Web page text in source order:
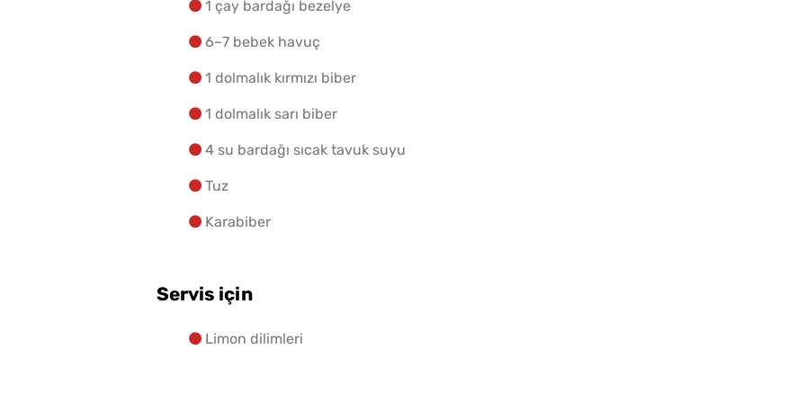
1 çay bardağı bezelye
6~7 bebek havuç
1 dolmalık kırmızı biber
1 dolmalık sarı biber
4 su bardağı sıcak tavuk suyu
Tuz
Karabiber
Servis için
Limon dilimleri